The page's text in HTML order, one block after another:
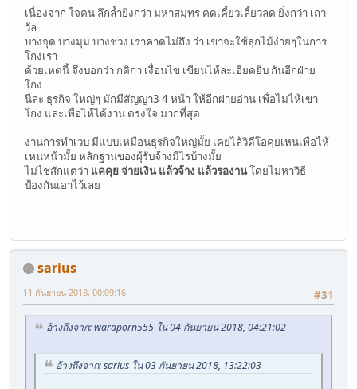
เนื่องจาก ใจคน ลึกล้ำยิ่งกว่า มหาสมุทร คดเคี้ยวเลี้ยวลด ยิ่งกว่า เถา
วัล
บางจุด บางมุม บางช่วง เราคาดไม่ถึง ว่า เขาจะใช้ลุกไม้ง่ายๆในการ
โกงเรา
ด้วยเหตนี้ จึงบอกว่า กติกา เงื่อนไข เขียนไห้ละเอียดยิบ กันอีกฝ่าย
โกง
นีละ ธุรกิจ ใหญ่ๆ มักมีสัญญา3 4 หน้า ให้อีกฝ่ายอ่าน เพื่อไมไห้เขา
โกง และเพื่อไห้ได้งาน ตรงใจ มากที่สุด
งานการทำเวบ มีแบบเหมือนธุรกิจใหญ่มั้ย เคยไล้วิดีโอคุยเหนเพื่อไห้
เหนหน้ามั้ย หลักฐานของผุ้รับจ้างมีไรบ้างมั้ย
ไม่ไช่สักแต่ว่า แคคุย จ่ายเงิน แล้วจ้าง แล้วรองานโดยไม่หาวิธี
ป้องกันเอาไว้เลย
sarius
#31
11 กันยายน 2018, 00:09:16
อ้างถึงจาก: waraporn555 ใน 04 กันยายน 2018, 04:21:02
อ้างถึงจาก: sarius ใน 03 กันยายน 2018, 13:22:03